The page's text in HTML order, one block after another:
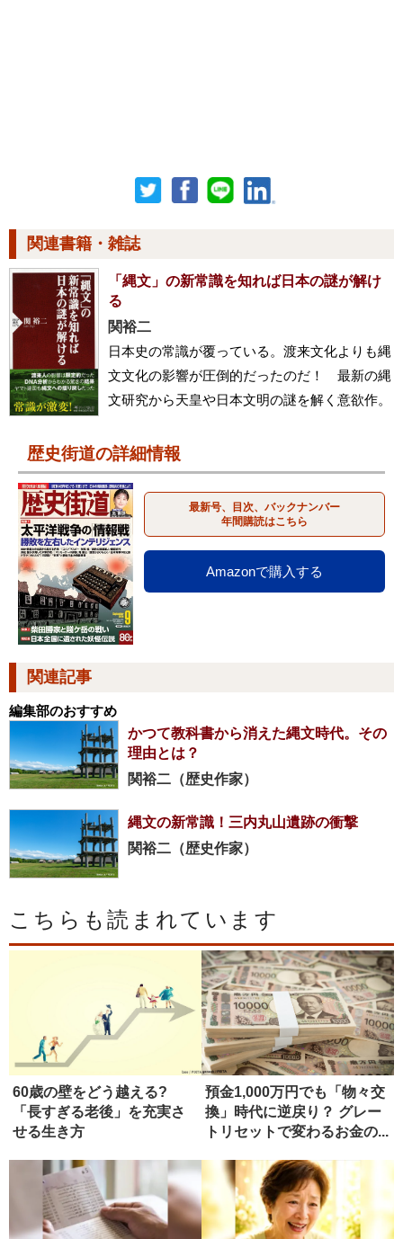
関連書籍・雑誌
「縄文」の新常識を知れば日本の謎が解け
る
関裕二
日本史の常識が覆っている。渡来文化よりも縄
文文化の影響が圧倒的だったのだ！ 最新の縄
文研究から天皇や日本文明の謎を解く意欲作。
歴史街道の詳細情報
最新号、目次、バックナンバー
年間購読はこちら
Amazonで購入する
関連記事
編集部のおすすめ
かつて教科書から消えた縄文時代。その
理由とは？
関裕二（歴史作家）
縄文の新常識！三内丸山遺跡の衝撃
関裕二（歴史作家）
こちらも読まれています
60歳の壁をどう越える?
「長すぎる老後」を充実さ
せる生き方
預金1,000万円でも「物々交
換」時代に逆戻り？ グレー
トリセットで変わるお金の...